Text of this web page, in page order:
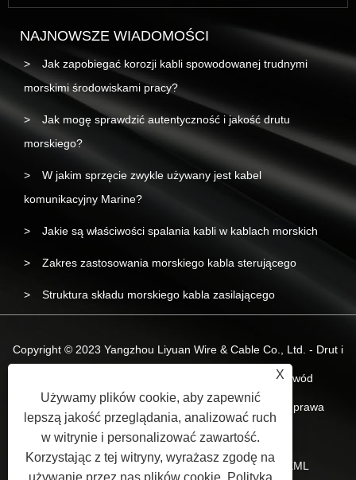
NAJNOWSZE WIADOMOŚCI
Jak zapobiegać korozji kabli spowodowanej trudnymi
morskimi środowiskami pracy?
Jak mogę sprawdzić autentyczność i jakość drutu
morskiego?
W jakim sprzęcie zwykle używany jest kabel
komunikacyjny Marine?
Jakie są właściwości spalania kabli w kablach morskich
Zakres zastosowania morskiego kabla sterującego
Struktura składu morskiego kabla zasilającego
Copyright © 2023 Yangzhou Liyuan Wire & Cable Co., Ltd. - Drut i
kabel morski, morski kabel zasilający, morski przewód
bezhalogenowy o niskim poziomie dymu - Wszelkie prawa
zastrzeżone.
Spinki do mankietów Sitemap RSS
XML
X
Używamy plików cookie, aby zapewnić
lepszą jakość przeglądania, analizować ruch
w witrynie i personalizować zawartość.
Korzystając z tej witryny, wyrażasz zgodę na
używanie przez nas plików cookie. Polityka